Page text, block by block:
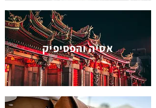
אסיה והפסיפיק